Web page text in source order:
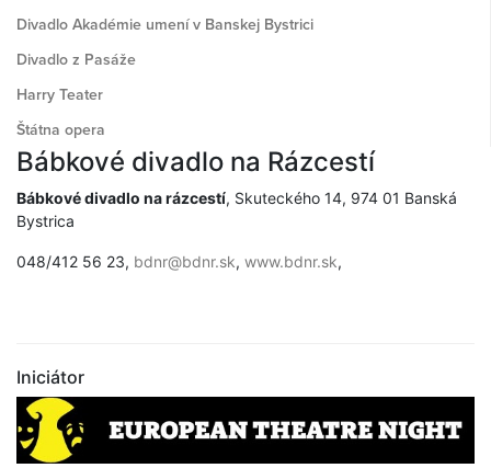
Divadlo Akadémie umení v Banskej Bystrici
Divadlo z Pasáže
Harry Teater
Štátna opera
Bábkové divadlo na Rázcestí
Bábkové divadlo na rázcestí, Skuteckého 14, 974 01 Banská
Bystrica
048/412 56 23, bdnr@bdnr.sk, www.bdnr.sk,
Iniciátor